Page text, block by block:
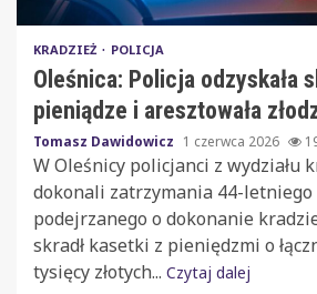
KRADZIEŻ POLICJA
Oleśnica: Policja odzyskała
pieniądze i aresztowała
Tomasz Dawidowicz 1 czerwca 2026
W Oleśnicy policjanci z wydziału
dokonali zatrzymania 44-letniego
podejrzanego o dokonanie
skradł kasetki z pieniędzmi o
tysięcy złotych... Czytaj dalej